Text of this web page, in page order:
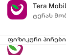
ფიზიკური პირები